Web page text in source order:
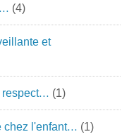
(4)
et
respect… (1)
chez l'enfant… (1)